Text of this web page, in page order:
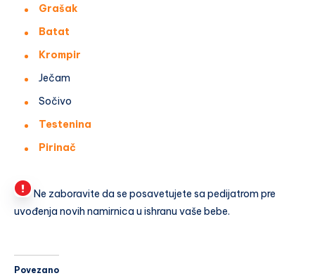
Grašak
Batat
Krompir
Ječam
Sočivo
Testenina
Pirinač
Ne zaboravite da se posavetujete sa pedijatrom pre
uvođenja novih namirnica u ishranu vaše bebe.
Povezano